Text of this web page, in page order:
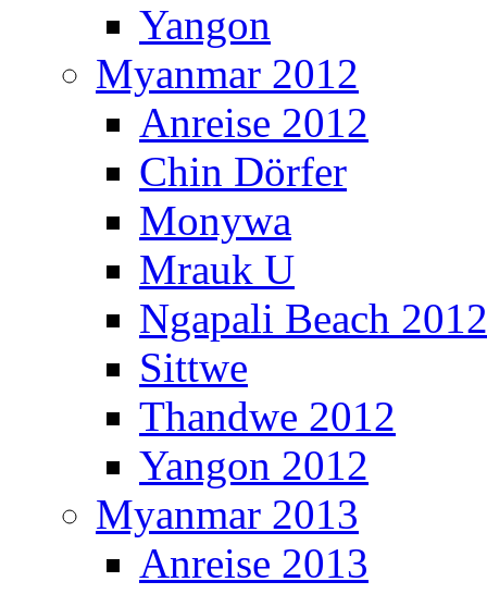
Yangon
Myanmar 2012
Anreise 2012
Chin Dörfer
Monywa
Mrauk U
Ngapali Beach 2012
Sittwe
Thandwe 2012
Yangon 2012
Myanmar 2013
Anreise 2013